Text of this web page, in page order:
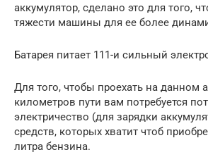
аккумулятор, сделано это для того,
тяжести машины для ее более
Батарея питает 111-и сильный
Для того, чтобы проехать на данном
километров пути вам потребуется
электричество (для зарядки
средств, которых хватит чтоб
литра бензина.